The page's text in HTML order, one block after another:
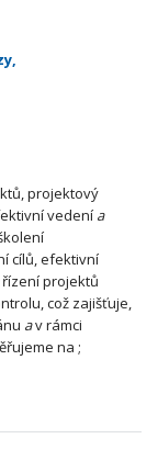
projektový
vedení a
cílů, efektivní
řízení projektů
což zajišťuje,
av rámci
na ;